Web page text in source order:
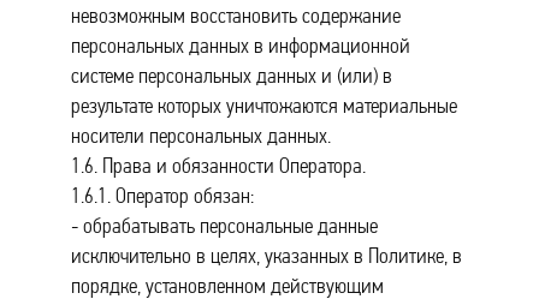
невозможным восстановить содержание
персональных данных в информационной
системе персональных данных и (или) в
результате которых уничтожаются материальные
носители персональных данных.
1.6. Права и обязанности Оператора.
1.6.1. Оператор обязан:
- обрабатывать персональные данные
исключительно в целях, указанных в Политике, в
порядке, установленном действующим